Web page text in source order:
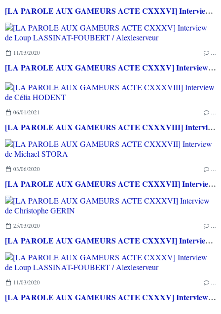
[LA PAROLE AUX GAMEURS ACTE CXXXVI] Interview de Christophe GERIN
11/03/2020
[LA PAROLE AUX GAMEURS ACTE CXXXV] Interview de Loup LASSINAT-FOUBERT / Alexleserveur
06/01/2021
[LA PAROLE AUX GAMEURS ACTE CXXXVIII] Interview de Célia HODENT
03/06/2020
[LA PAROLE AUX GAMEURS ACTE CXXXVII] Interview de Michael STORA
25/03/2020
[LA PAROLE AUX GAMEURS ACTE CXXXVI] Interview de Christophe GERIN
11/03/2020
[LA PAROLE AUX GAMEURS ACTE CXXXV] Interview de Loup LASSINAT-FOUBERT / Alexleserveur